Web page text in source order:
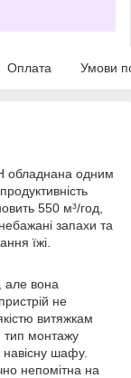
Оплата Умови
обладнана одним
550 м³/год,
запахи та
їжі.
але вона
не
витяжкам
тип монтажу
шафу.
непомітна на